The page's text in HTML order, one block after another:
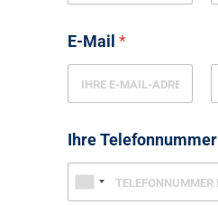
E-Mail *
Ihre Telefonnummer